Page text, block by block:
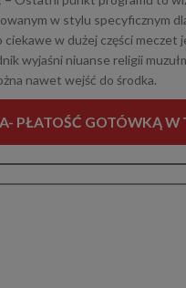
w stylu specyficznym
ciekawe w dużej części meczet
wyjaśni niuanse religii
nawet wejść do środka.
PŁATOŚĆ GOTÓWKĄ W